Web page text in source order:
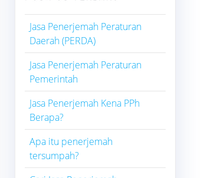
Jasa Penerjemah Peraturan
Daerah (PERDA)
Jasa Penerjemah Peraturan
Pemerintah
Jasa Penerjemah Kena PPh
Berapa?
Apa itu penerjemah
tersumpah?